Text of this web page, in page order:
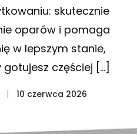
skutecznie
oparów i pomaga
w lepszym stanie,
częściej […]
10 czerwca 2026